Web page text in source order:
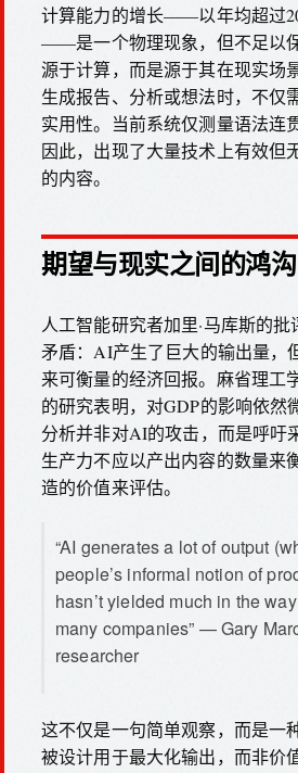
计算能力的增长——以年均超过
——是一个物理现象，但不足以
源于计算，而是源于其在现实场
生成报告、分析或想法时，不仅
实用性。当前系统仅测量语法连
因此，出现了大量技术上有效但
的内容。
期望与现实之间的鸿沟
人工智能研究者加里·马库斯的
矛盾：AI产生了巨大的输出量，
来可衡量的经济回报。麻省理工
的研究表明，对GDP的影响依然
分析并非对AI的攻击，而是呼吁
生产力不应以产出内容的数量来
造的价值来评估。
“AI generates a lot of output
people’s informal notion of
hasn’t yielded much in the
many companies” — Gary
researcher
这不仅是一句简单观察，而是一
被设计用于最大化输出，而非价